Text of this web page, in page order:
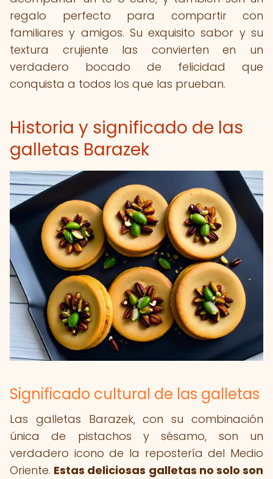
regalo perfecto para compartir con
familiares y amigos. Su exquisito sabor y su
textura crujiente las convierten en un
verdadero bocado de felicidad que
conquista a todos los que las prueban.
Historia y significado de las
galletas Barazek
Significado cultural de las galletas
Las galletas Barazek, con su combinación
única de pistachos y sésamo, son un
verdadero icono de la repostería del Medio
Oriente. Estas deliciosas galletas no solo son